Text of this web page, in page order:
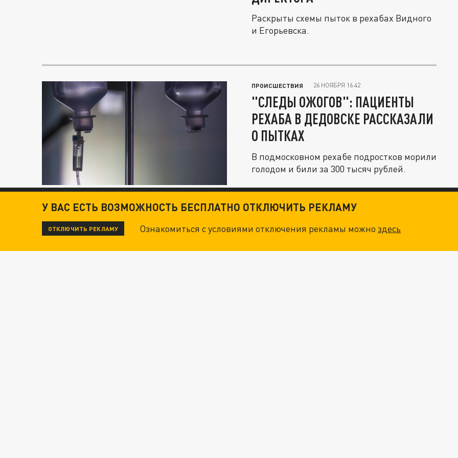
Раскрыты схемы пыток в рехабах Видного
и Егорьевска.
ПРОИСШЕСТВИЯ 26 НОЯБРЯ 16:42
"СЛЕДЫ ОЖОГОВ": ПАЦИЕНТЫ
РЕХАБА В ДЕДОВСКЕ РАССКАЗАЛИ
О ПЫТКАХ
В подмосковном рехабе подростков морили
голодом и били за 300 тысяч рублей.
У ВАС ЕСТЬ ВОЗМОЖНОСТЬ БЕСПЛАТНО ОТКЛЮЧИТЬ РЕКЛАМУ
ОТКЛЮЧИТЬ РЕКЛАМУ Ознакомиться с условиями отключения рекламы можноздесь